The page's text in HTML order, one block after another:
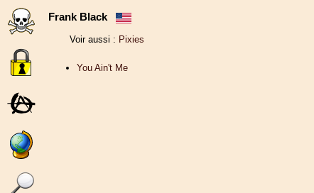
Frank Black
Voir aussi : Pixies
You Ain't Me